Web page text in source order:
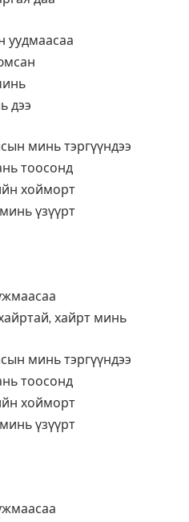
уудмаасаа
дээ
минь тэргүүндээ
тоосонд
хойморт
үзүүрт
хайрт минь
минь тэргүүндээ
тоосонд
хойморт
үзүүрт